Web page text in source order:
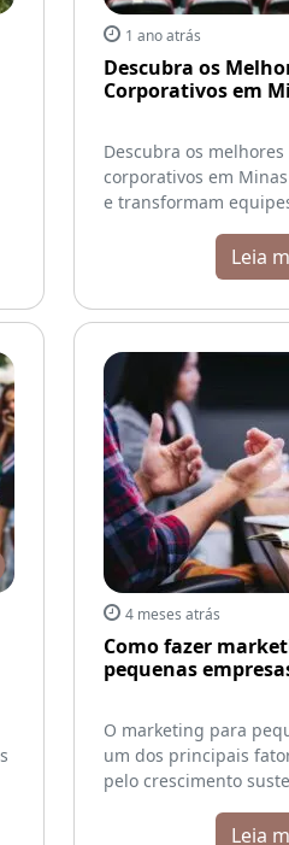
1 ano atrás
Descubra os
Corporativos em
Descubra os
corporativos em
e transformam
Leia
4 meses atrás
Como fazer
pequenas
O marketing para
um dos principais
pelo crescimento
Leia